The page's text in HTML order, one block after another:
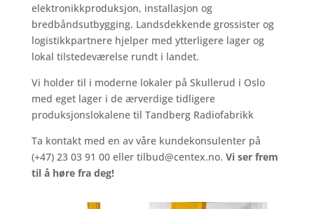
elektronikkproduksjon, installasjon og
bredbåndsutbygging. Landsdekkende grossister og
logistikkpartnere hjelper med ytterligere lager og
lokal tilstedeværelse rundt i landet.
Vi holder til i moderne lokaler på Skullerud i Oslo
med eget lager i de ærverdige tidligere
produksjonslokalene til Tandberg Radiofabrikk
Ta kontakt med en av våre kundekonsulenter på
(+47) 23 03 91 00 eller tilbud@centex.no. Vi ser frem
til å høre fra deg!